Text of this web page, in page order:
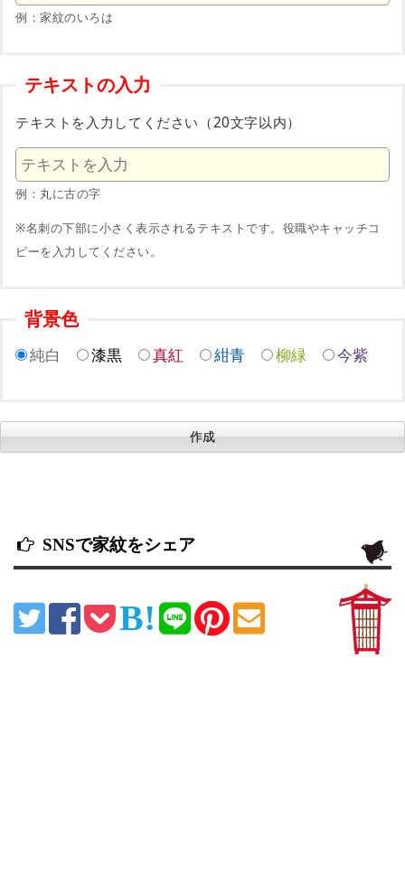
例：家紋のいろは
テキストの入力
テキストを入力してください（20文字以内）
例：丸に古の字
※名刺の下部に小さく表示されるテキストです。役職やキャッチコ
ピーを入力してください。
背景色
純白 漆黒 真紅 紺青 柳緑 今紫
SNSで家紋をシェア